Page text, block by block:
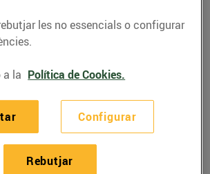
de bacallà
les no essencials o configurar
la Política de Cookies.
Configurar
Rebutjar